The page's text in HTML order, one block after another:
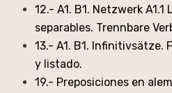
12.- A1. B1. Netzwerk A1.1
separables. Trennbare
13.- A1. B1. Infinitivsätze.
y listado.
19.- Preposiciones en